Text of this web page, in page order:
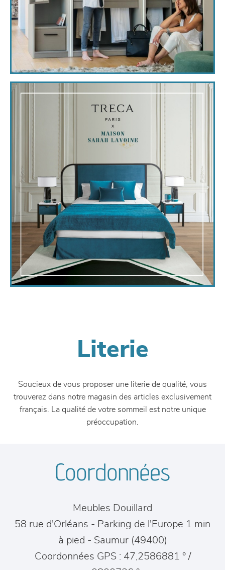
Literie
Soucieux de vous proposer une literie de qualité, vous
trouverez dans notre magasin des articles exclusivement
français. La qualité de votre sommeil est notre unique
préoccupation.
Coordonnées
Meubles Douillard
58 rue d'Orléans - Parking de l'Europe 1 min
à pied - Saumur(49400)
Coordonnées GPS : 47,2586881 ° /